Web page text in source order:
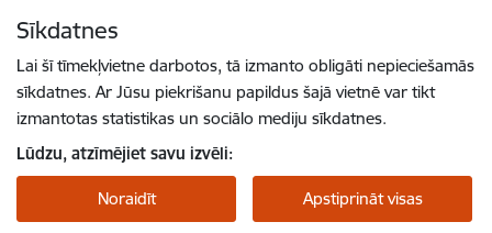
Sīkdatnes
Lai šī tīmekļvietne darbotos, tā izmanto obligāti nepieciešamās
sīkdatnes. Ar Jūsu piekrišanu papildus šajā vietnē var tikt
izmantotas statistikas un sociālo mediju sīkdatnes.
Lūdzu, atzīmējiet savu izvēli:
Noraidīt Apstiprināt visas